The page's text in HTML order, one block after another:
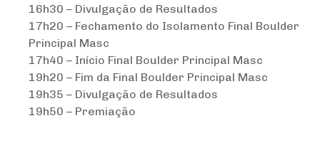
16h30 – Divulgação de Resultados
17h20 – Fechamento do Isolamento Final Boulder
Principal Masc
17h40 – Início Final Boulder Principal Masc
19h20 – Fim da Final Boulder Principal Masc
19h35 – Divulgação de Resultados
19h50 – Premiação